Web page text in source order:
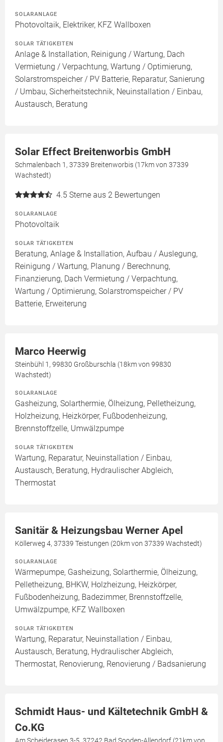
SOLARANLAGE
Photovoltaik, Elektriker, KFZ Wallboxen
SOLAR TÄTIGKEITEN
Anlage & Installation, Reinigung / Wartung, Dach
Vermietung / Verpachtung, Wartung / Optimierung,
Solarstromspeicher / PV Batterie, Reparatur, Sanierung
/ Umbau, Sicherheitstechnik, Neuinstallation / Einbau,
Austausch, Beratung
Solar Effect Breitenworbis GmbH
Schmalenbach 1, 37339 Breitenworbis (17km von 37339
Wachstedt)
4.5 Sterne aus 2 Bewertungen
SOLARANLAGE
Photovoltaik
SOLAR TÄTIGKEITEN
Beratung, Anlage & Installation, Aufbau / Auslegung,
Reinigung / Wartung, Planung / Berechnung,
Finanzierung, Dach Vermietung / Verpachtung,
Wartung / Optimierung, Solarstromspeicher / PV
Batterie, Erweiterung
Marco Heerwig
Steinbühl 1, 99830 Großburschla (18km von 99830
Wachstedt)
SOLARANLAGE
Gasheizung, Solarthermie, Ölheizung, Pelletheizung,
Holzheizung, Heizkörper, Fußbodenheizung,
Brennstoffzelle, Umwälzpumpe
SOLAR TÄTIGKEITEN
Wartung, Reparatur, Neuinstallation / Einbau,
Austausch, Beratung, Hydraulischer Abgleich,
Thermostat
Sanitär & Heizungsbau Werner Apel
Köllerweg 4, 37339 Teistungen (20km von 37339 Wachstedt)
SOLARANLAGE
Wärmepumpe, Gasheizung, Solarthermie, Ölheizung,
Pelletheizung, BHKW, Holzheizung, Heizkörper,
Fußbodenheizung, Badezimmer, Brennstoffzelle,
Umwälzpumpe, KFZ Wallboxen
SOLAR TÄTIGKEITEN
Wartung, Reparatur, Neuinstallation / Einbau,
Austausch, Beratung, Hydraulischer Abgleich,
Thermostat, Renovierung, Renovierung / Badsanierung
Schmidt Haus- und Kältetechnik GmbH &
Co.KG